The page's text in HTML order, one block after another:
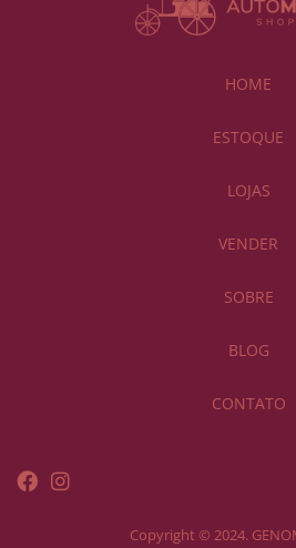
HOME
ESTOQUE
LOJAS
VENDER
SOBRE
BLOG
CONTATO
Copyright © 2024.